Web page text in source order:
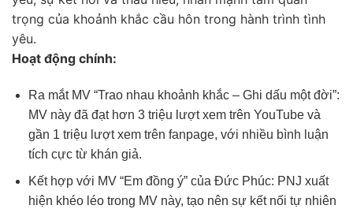
trọng của khoảnh khắc cầu hôn trong hành trình tình
yêu.
Hoạt động chính:
Ra mắt MV “Trao nhau khoảnh khắc – Ghi dấu một đời”:
MV này đã đạt hơn 3 triệu lượt xem trên YouTube và
gần 1 triệu lượt xem trên fanpage, với nhiều bình luận
tích cực từ khán giả.
Kết hợp với MV “Em đồng ý” của Đức Phúc: PNJ xuất
hiện khéo léo trong MV này, tạo nên sự kết nối tự nhiên